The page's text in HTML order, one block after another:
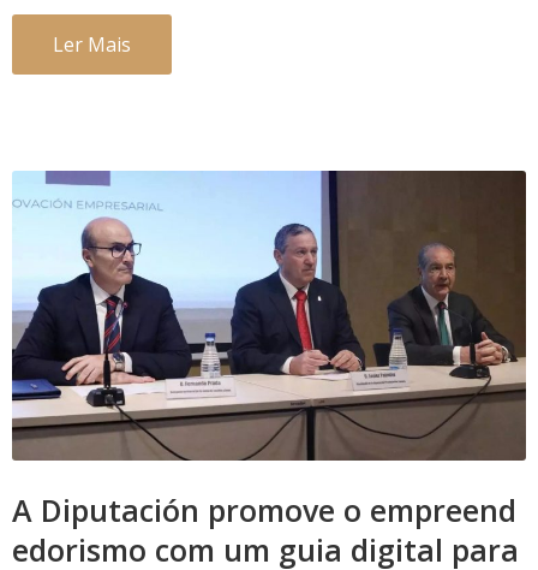
Ler Mais
A Diputación promove o empreend
edorismo com um guia digital para